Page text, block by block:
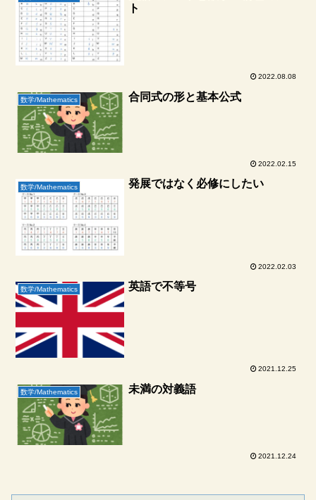
ト
2022.08.08
数学/Mathematics 合同式の形と基本公式
2022.02.15
数学/Mathematics 発展ではなく必修にしたい
2022.02.03
数学/Mathematics 英語で不等号
2021.12.25
数学/Mathematics 未満の対義語
2021.12.24